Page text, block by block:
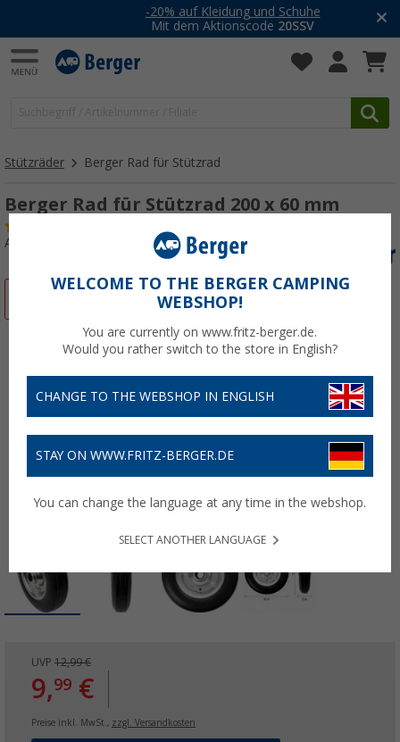
-20% auf Kleidung und Schuhe
Mit dem Aktionscode20SSV
Stützräder Berger Rad für Stützrad
Berger Rad für Stützrad 200 x 60 mm
Art.-Nr.: 373224
UVP 12,99 €
9,99 €
Preise inkl. MwSt., zzgl. Versandkosten
WELCOME TO THE BERGER CAMPING
WEBSHOP!
You are currently on www.fritz-berger.de.
Would you rather switch to the store in English?
CHANGE TO THE WEBSHOP IN ENGLISH
STAY ON WWW.FRITZ-BERGER.DE
You can change the language at any time in the webshop.
SELECT ANOTHER LANGUAGE